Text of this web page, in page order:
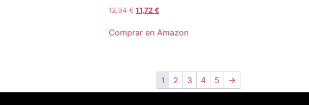
12,34€ 11,72 €
Comprar en Amazon
1 2 3 4 5 →